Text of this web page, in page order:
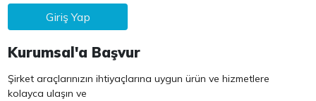
Giriş Yap
Kurumsal'a Başvur
Şirket araçlarınızın ihtiyaçlarına uygun ürün ve hizmetlere
kolayca ulaşın ve